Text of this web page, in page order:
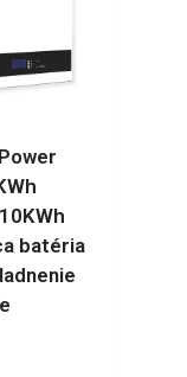
batéria